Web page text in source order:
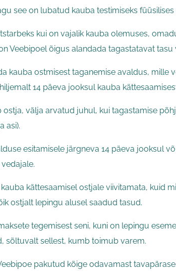
see on lubatud kauba testimiseks füüsilises
kui on vajalik kauba olemuses,
Veebipoel õigus alandada tagastatavat
kauba ostmisest taganemise avaldus, mille
14 päeva jooksul kauba
välja arvatud juhul, kui tagastamise
asi).
esitamisele järgneva 14 päeva jooksul
kättesaamisel ostjale viivitamata, kuid
ostjalt lepingu alusel saadud tasud.
tegemisest seni, kuni on lepingu
sõltuvalt sellest, kumb toimub varem.
pakutud kõige odavamast